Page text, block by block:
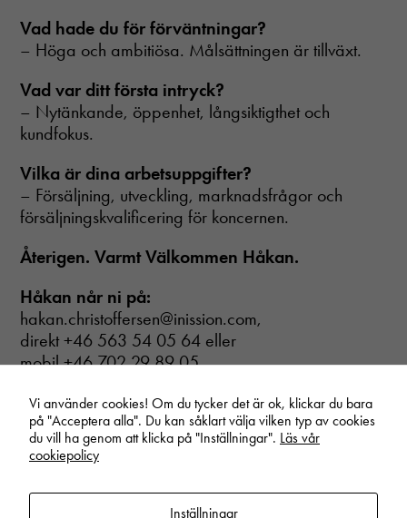
Vad hade du för förväntningar?
– Höga och ambitiösa. Målsättningen är tillväxt.
Vad var ditt första intryck?
– Nytänkande, öppenhet, långsiktigthet och
kundfokus.
Vilka är dina arbetsuppgifter?
– Försäljning, utveckling, marknadsfrågor och
försäljningskvalificering för koncernen.
Återigen. Varmt Välkommen Håkan.
Håkan når ni på:
hakan.christoffersen@inission.com,
direkt +46 563 54 05 64 eller
mobil +46 702 29 89 05
Start/Nyheter/Välkommen Håkan!
Vi använder cookies! Om du tycker det är ok, klickar du bara
på "Acceptera alla". Du kan såklart välja vilken typ av cookies
du vill ha genom att klicka på "Inställningar". Läs vår
cookiepolicy
Inställningar